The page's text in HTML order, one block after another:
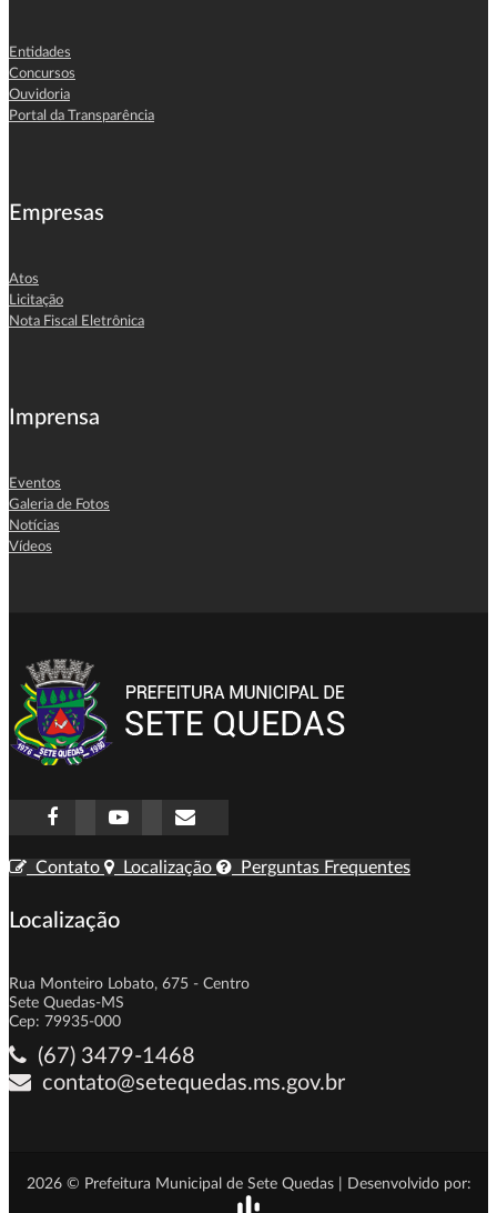
Entidades
Concursos
Ouvidoria
Portal da Transparência
Empresas
Atos
Licitação
Nota Fiscal Eletrônica
Imprensa
Eventos
Galeria de Fotos
Notícias
Vídeos
Contato Localização Perguntas Frequentes
Localização
Rua Monteiro Lobato, 675 - Centro
Sete Quedas-MS
Cep: 79935-000
(67) 3479-1468
contato@setequedas.ms.gov.br
2026 © Prefeitura Municipal de Sete Quedas | Desenvolvido por: